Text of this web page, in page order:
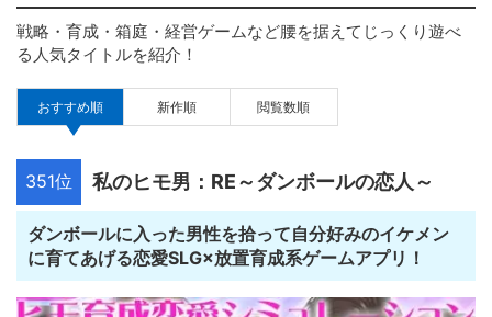
戦略・育成・箱庭・経営ゲームなど腰を据えてじっくり遊べ
る人気タイトルを紹介！
おすすめ順 新作順 閲覧数順
351位 私のヒモ男：RE～ダンボールの恋人～
ダンボールに入った男性を拾って自分好みのイケメン
に育てあげる恋愛SLG×放置育成系ゲームアプリ！